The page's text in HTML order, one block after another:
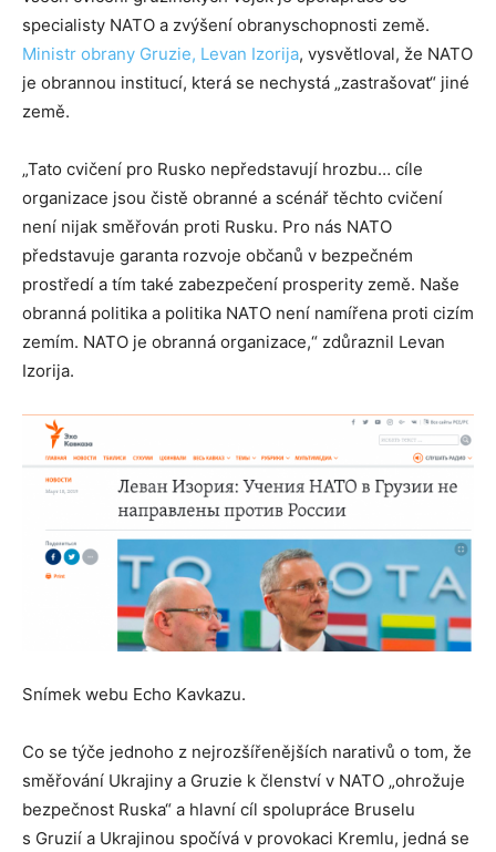
specialisty NATO a zvýšení obranyschopnosti země.
Ministr obrany Gruzie, Levan Izorija, vysvětloval, že NATO
je obrannou institucí, která se nechystá „zastrašovat“ jiné
země.
„Tato cvičení pro Rusko nepředstavují hrozbu… cíle
organizace jsou čistě obranné a scénář těchto cvičení
není nijak směřován proti Rusku. Pro nás NATO
představuje garanta rozvoje občanů v bezpečném
prostředí a tím také zabezpečení prosperity země. Naše
obranná politika a politika NATO není namířena proti cizím
zemím. NATO je obranná organizace,“ zdůraznil Levan
Izorija.
Snímek webu Echo Kavkazu.
Co se týče jednoho z nejrozšířenějších narativů o tom, že
směřování Ukrajiny a Gruzie k členství v NATO „ohrožuje
bezpečnost Ruska“ a hlavní cíl spolupráce Bruselu
s Gruzií a Ukrajinou spočívá v provokaci Kremlu, jedná se